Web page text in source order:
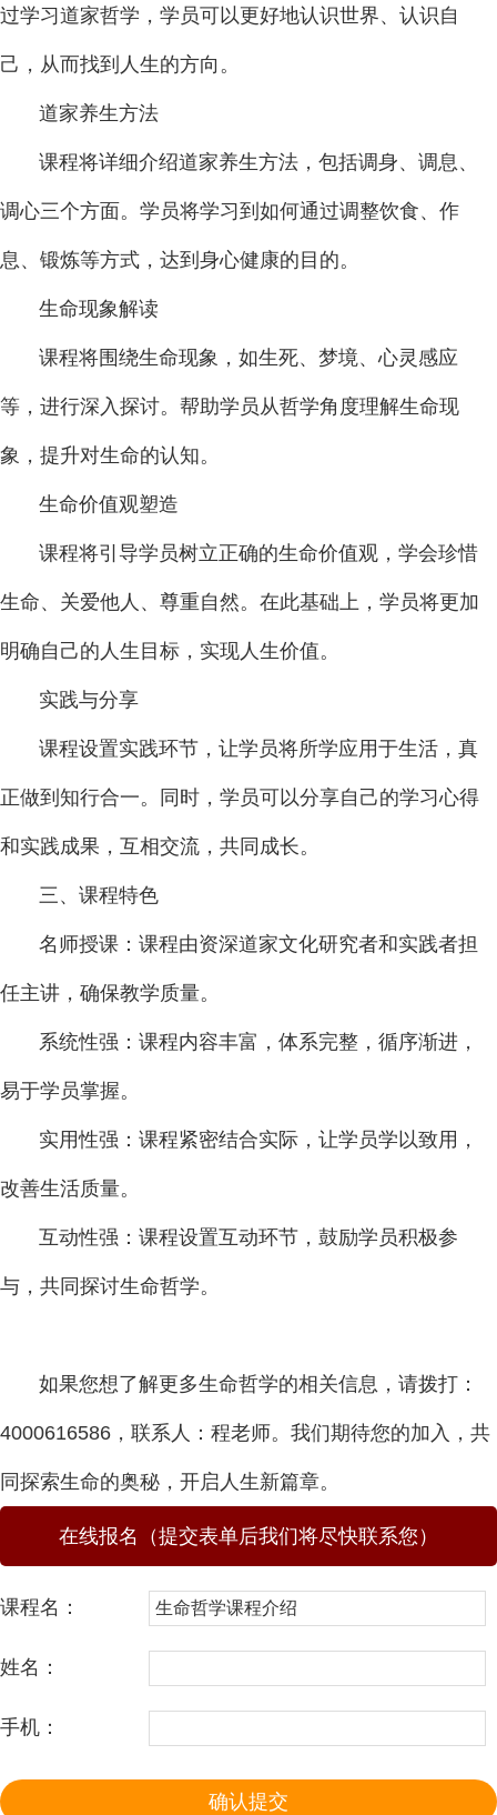
过学习道家哲学，学员可以更好地认识世界、认识自
己，从而找到人生的方向。
道家养生方法
课程将详细介绍道家养生方法，包括调身、调息、
调心三个方面。学员将学习到如何通过调整饮食、作
息、锻炼等方式，达到身心健康的目的。
生命现象解读
课程将围绕生命现象，如生死、梦境、心灵感应
等，进行深入探讨。帮助学员从哲学角度理解生命现
象，提升对生命的认知。
生命价值观塑造
课程将引导学员树立正确的生命价值观，学会珍惜
生命、关爱他人、尊重自然。在此基础上，学员将更加
明确自己的人生目标，实现人生价值。
实践与分享
课程设置实践环节，让学员将所学应用于生活，真
正做到知行合一。同时，学员可以分享自己的学习心得
和实践成果，互相交流，共同成长。
三、课程特色
名师授课：课程由资深道家文化研究者和实践者担
任主讲，确保教学质量。
系统性强：课程内容丰富，体系完整，循序渐进，
易于学员掌握。
实用性强：课程紧密结合实际，让学员学以致用，
改善生活质量。
互动性强：课程设置互动环节，鼓励学员积极参
与，共同探讨生命哲学。
如果您想了解更多生命哲学的相关信息，请拨打：
4000616586，联系人：程老师。我们期待您的加入，共
同探索生命的奥秘，开启人生新篇章。
在线报名（提交表单后我们将尽快联系您）
课程名：
姓名：
手机：